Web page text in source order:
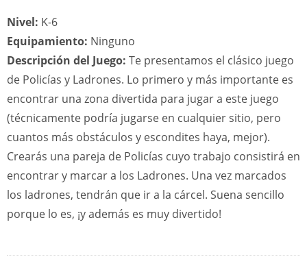
Nivel: K-6
Equipamiento: Ninguno
Descripción del Juego: Te presentamos el clásico juego
de Policías y Ladrones. Lo primero y más importante es
encontrar una zona divertida para jugar a este juego
(técnicamente podría jugarse en cualquier sitio, pero
cuantos más obstáculos y escondites haya, mejor).
Crearás una pareja de Policías cuyo trabajo consistirá en
encontrar y marcar a los Ladrones. Una vez marcados
los ladrones, tendrán que ir a la cárcel. Suena sencillo
porque lo es, ¡y además es muy divertido!